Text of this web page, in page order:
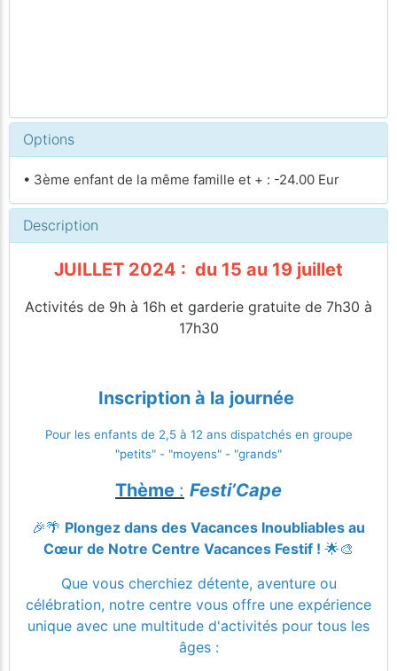
Options
• 3ème enfant de la même famille et + : -24.00 Eur
Description
JUILLET 2024 : du 15 au 19 juillet
Activités de 9h à 16h et garderie gratuite de 7h30 à
17h30
Inscription à la journée
Pour les enfants de 2,5 à 12 ans dispatchés en groupe
"petits" - "moyens" - "grands"
Thème : Festi’Cape
🎉🌴 Plongez dans des Vacances Inoubliables au
Cœur de Notre Centre Vacances Festif ! 🌟🎨
Que vous cherchiez détente, aventure ou
célébration, notre centre vous offre une expérience
unique avec une multitude d'activités pour tous les
âges :